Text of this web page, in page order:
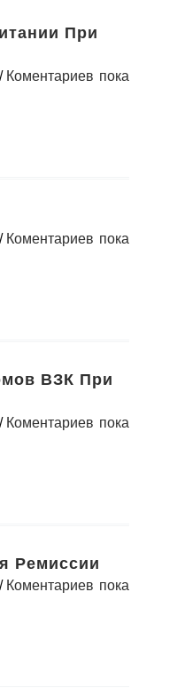
При
Коментариев пока
Коментариев пока
ВЗК При
Коментариев пока
Ремиссии
Коментариев пока